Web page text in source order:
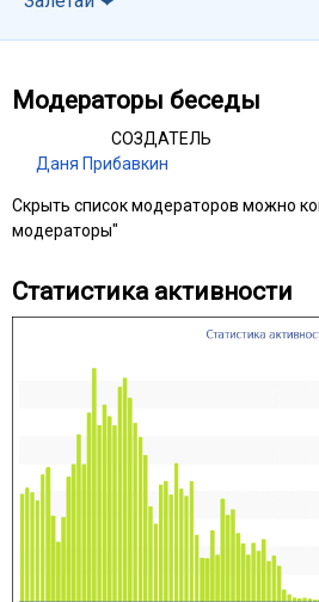
Модераторы беседы
СОЗДАТЕЛЬ
Даня Прибавкин
Скрыть список модераторов можно
модераторы"
Статистика активности